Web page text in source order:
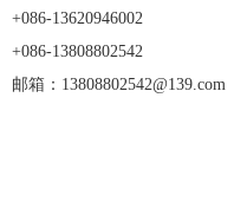
+086-13620946002
+086-13808802542
邮箱：13808802542@139.com